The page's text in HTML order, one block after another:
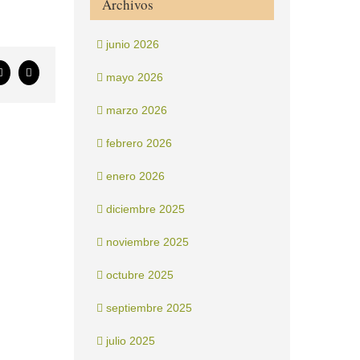
Correo
electrónico
Archivos
junio 2026
mayo 2026
marzo 2026
febrero 2026
enero 2026
diciembre 2025
noviembre 2025
octubre 2025
septiembre 2025
julio 2025